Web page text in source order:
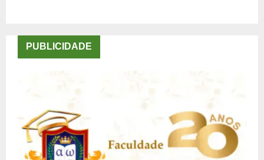
PUBLICIDADE